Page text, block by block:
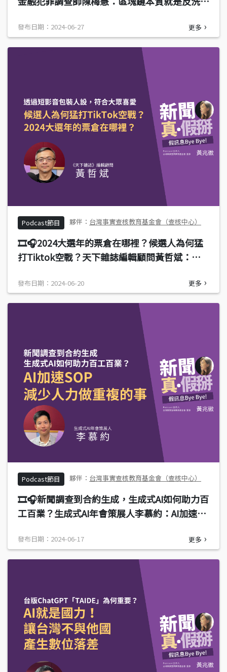
發布日期：2024-06-27 更多
Podcast節目 台灣事實查核教育基金會（查核中心）
🎞️🎧2024大選年的票倉在哪裡？候選人為何猛
打Tiktok空戰？天下雜誌編輯顧問黃哲斌：透
發布日期：2024-06-20 更多
Podcast節目 台灣事實查核教育基金會（查核中心）
🎞️🎧新聞調查到合約生成，生成式AI如何助力百
工百業？生成式AI年會策展人李慕約：AI加速
發布日期：2024-06-17 更多